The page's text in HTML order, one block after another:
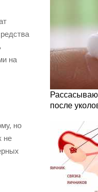
на
но
не
после